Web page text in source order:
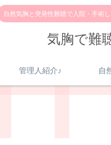
自然気胸と突発性難聴で入院・手術
気胸で難
管理人紹介♪ 自